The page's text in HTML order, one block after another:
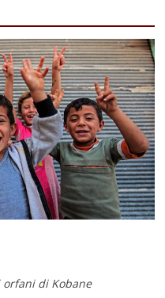
orfani di Kobane